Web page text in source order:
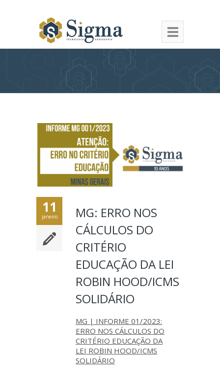
11
janeiro
MG: ERRO NOS
CÁLCULOS DO
CRITÉRIO
EDUCAÇÃO DA LEI
ROBIN HOOD/ICMS
SOLIDÁRIO
MG | INFORME 01/2023:
ERRO NOS CÁLCULOS DO
CRITÉRIO EDUCAÇÃO DA
LEI ROBIN HOOD/ICMS
SOLIDÁRIO